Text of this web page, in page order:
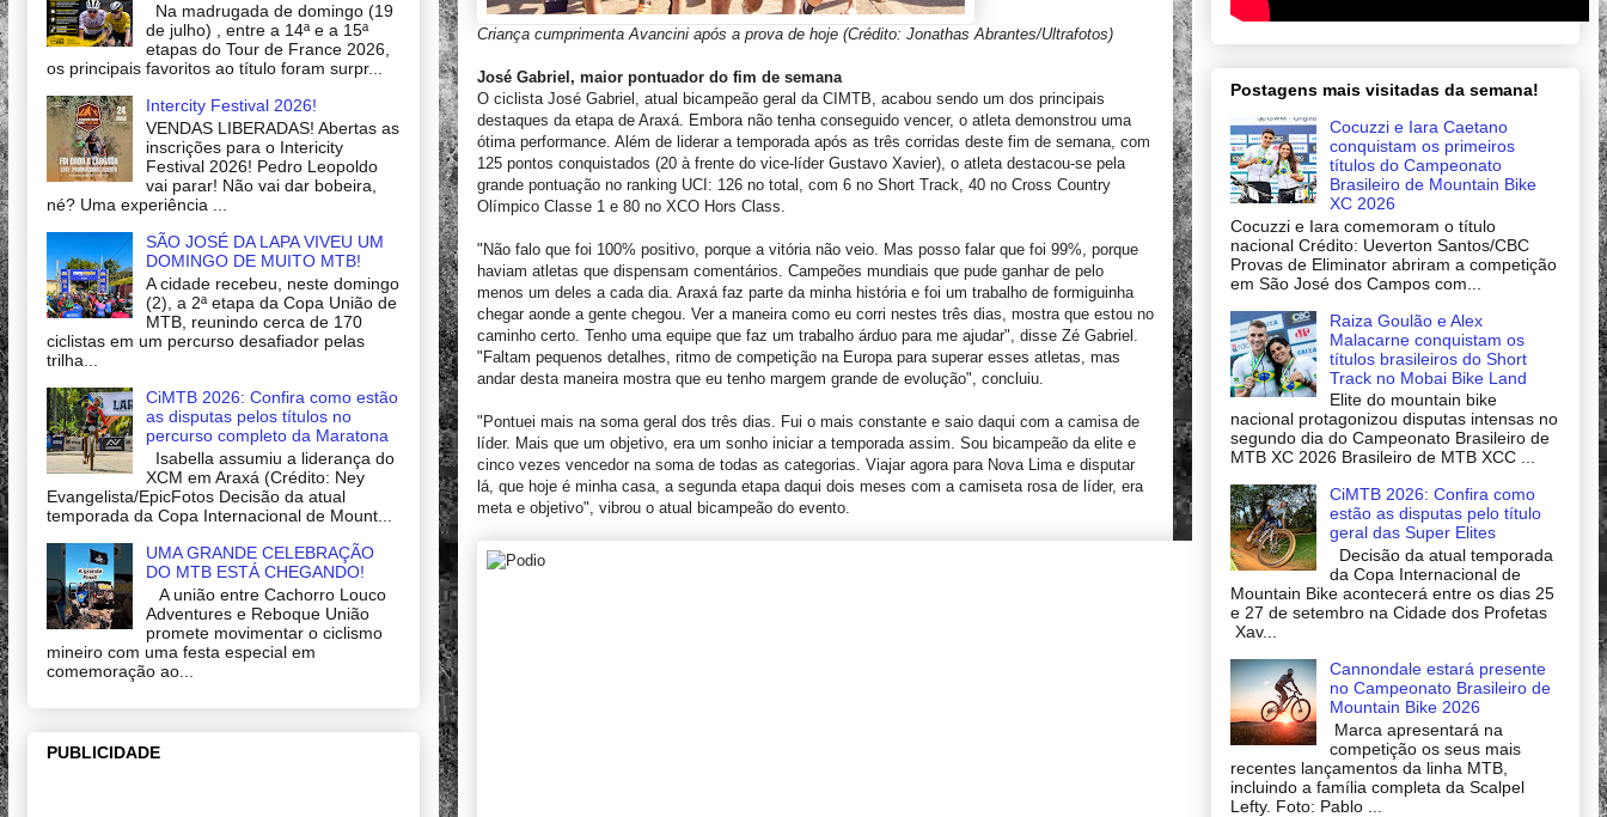
Criança cumprimenta Avancini após a prova de hoje (Crédito: Jonathas Abrantes/Ultrafotos)
José Gabriel, maior pontuador do fim de semana
O ciclista José Gabriel, atual bicampeão geral da CIMTB, acabou sendo um dos principais
destaques da etapa de Araxá. Embora não tenha conseguido vencer, o atleta demonstrou uma
ótima performance. Além de liderar a temporada após as três corridas deste fim de semana, com
125 pontos conquistados (20 à frente do vice-líder Gustavo Xavier), o atleta destacou-se pela
grande pontuação no ranking UCI: 126 no total, com 6 no Short Track, 40 no Cross Country
Olímpico Classe 1 e 80 no XCO Hors Class.
"Não falo que foi 100% positivo, porque a vitória não veio. Mas posso falar que foi 99%, porque
haviam atletas que dispensam comentários. Campeões mundiais que pude ganhar de pelo
menos um deles a cada dia. Araxá faz parte da minha história e foi um trabalho de formiguinha
chegar aonde a gente chegou. Ver a maneira como eu corri nestes três dias, mostra que estou no
caminho certo. Tenho uma equipe que faz um trabalho árduo para me ajudar", disse Zé Gabriel.
"Faltam pequenos detalhes, ritmo de competição na Europa para superar esses atletas, mas
andar desta maneira mostra que eu tenho margem grande de evolução", concluiu.
"Pontuei mais na soma geral dos três dias. Fui o mais constante e saio daqui com a camisa de
líder. Mais que um objetivo, era um sonho iniciar a temporada assim. Sou bicampeão da elite e
cinco vezes vencedor na soma de todas as categorias. Viajar agora para Nova Lima e disputar
lá, que hoje é minha casa, a segunda etapa daqui dois meses com a camiseta rosa de líder, era
meta e objetivo", vibrou o atual bicampeão do evento.
Na madrugada de domingo (19
de julho) , entre a 14ª e a 15ª
etapas do Tour de France 2026,
os principais favoritos ao título foram surpr...
Intercity Festival 2026!
VENDAS LIBERADAS! Abertas as
inscrições para o Intericity
Festival 2026! Pedro Leopoldo
vai parar! Não vai dar bobeira,
né? Uma experiência ...
SÃO JOSÉ DA LAPA VIVEU UM
DOMINGO DE MUITO MTB!
A cidade recebeu, neste domingo
(2), a 2ª etapa da Copa União de
MTB, reunindo cerca de 170
ciclistas em um percurso desafiador pelas
trilha...
CiMTB 2026: Confira como estão
as disputas pelos títulos no
percurso completo da Maratona
Isabella assumiu a liderança do
XCM em Araxá (Crédito: Ney
Evangelista/EpicFotos Decisão da atual
temporada da Copa Internacional de Mount...
UMA GRANDE CELEBRAÇÃO
DO MTB ESTÁ CHEGANDO!
A união entre Cachorro Louco
Adventures e Reboque União
promete movimentar o ciclismo
mineiro com uma festa especial em
comemoração ao...
PUBLICIDADE
Postagens mais visitadas da semana!
Cocuzzi e Iara Caetano
conquistam os primeiros
títulos do Campeonato
Brasileiro de Mountain Bike
XC 2026
Cocuzzi e Iara comemoram o título
nacional Crédito: Ueverton Santos/CBC
Provas de Eliminator abriram a competição
em São José dos Campos com...
Raiza Goulão e Alex
Malacarne conquistam os
títulos brasileiros do Short
Track no Mobai Bike Land
Elite do mountain bike
nacional protagonizou disputas intensas no
segundo dia do Campeonato Brasileiro de
MTB XC 2026 Brasileiro de MTB XCC ...
CiMTB 2026: Confira como
estão as disputas pelo título
geral das Super Elites
Decisão da atual temporada
da Copa Internacional de
Mountain Bike acontecerá entre os dias 25
e 27 de setembro na Cidade dos Profetas
Xav...
Cannondale estará presente
no Campeonato Brasileiro de
Mountain Bike 2026
Marca apresentará na
competição os seus mais
recentes lançamentos da linha MTB,
incluindo a família completa da Scalpel
Lefty. Foto: Pablo ...